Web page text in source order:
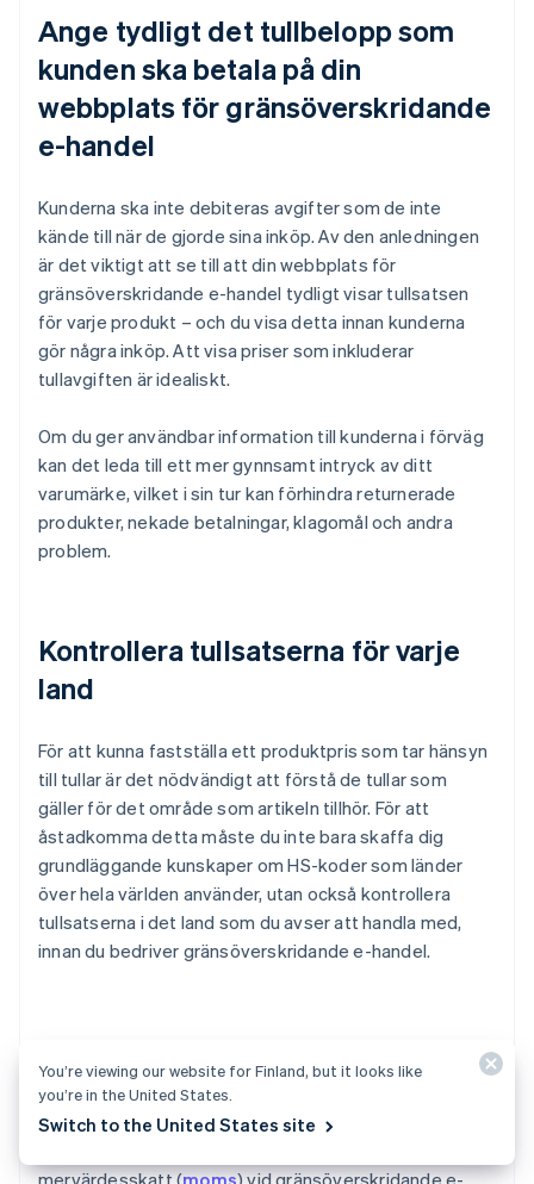
Ange tydligt det tullbelopp som
kunden ska betala på din
webbplats för gränsöverskridande
e-handel
Kunderna ska inte debiteras avgifter som de inte
kände till när de gjorde sina inköp. Av den anledningen
är det viktigt att se till att din webbplats för
gränsöverskridande e-handel tydligt visar tullsatsen
för varje produkt – och du visa detta innan kunderna
gör några inköp. Att visa priser som inkluderar
tullavgiften är idealiskt.
Om du ger användbar information till kunderna i förväg
kan det leda till ett mer gynnsamt intryck av ditt
varumärke, vilket i sin tur kan förhindra returnerade
produkter, nekade betalningar, klagomål och andra
problem.
Kontrollera tullsatserna för varje
land
För att kunna fastställa ett produktpris som tar hänsyn
till tullar är det nödvändigt att förstå de tullar som
gäller för det område som artikeln tillhör. För att
åstadkomma detta måste du inte bara skaffa dig
grundläggande kunskaper om HS-koder som länder
över hela världen använder, utan också kontrollera
tullsatserna i det land som du avser att handla med,
innan du bedriver gränsöverskridande e-handel.
(moms)
You’re viewing our website for Finland, but it looks like
you’re in the United States.
Switch to the United States site